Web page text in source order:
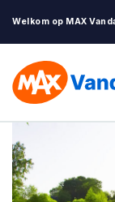
Welkom op MAX